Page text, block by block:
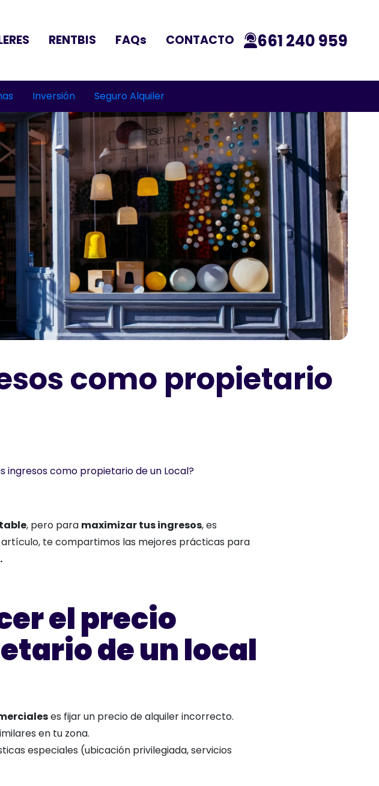
RENTBIS FAQs CONTACTO 661 240 959
Inversión Seguro Alquiler
como propietario
ingresos como propietario de un Local?
, pero para maximizar tus ingresos, es
te compartimos las mejores prácticas para
el precio
de un local
es fijar un precio de alquiler incorrecto.
en tu zona.
especiales (ubicación privilegiada, servicios